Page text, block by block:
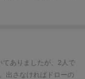
てありましたが、2人で
出さなければドローの